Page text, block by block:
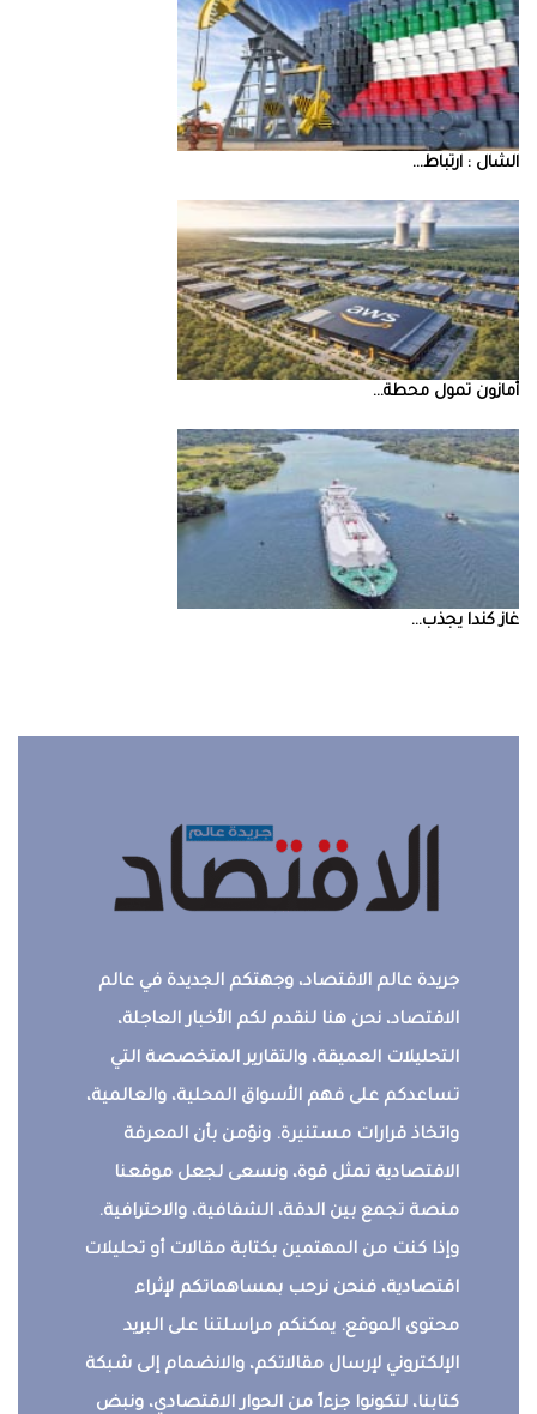
‮‬الشال‮ ‬‭: ‬ارتباط‭ ...
أمازون‭ ‬تمول‭ ‬محطة‭ ...
غاز‭ ‬كندا‭ ‬يجذب‭ ...
جريدة عالم الاقتصاد، وجهتكم الجديدة في عالم
الاقتصاد، نحن هنا لنقدم لكم الأخبار العاجلة،
التحليلات العميقة، والتقارير المتخصصة التي
تساعدكم على فهم الأسواق المحلية، والعالمية،
واتخاذ قرارات مستنيرة. ونؤمن بأن المعرفة
الاقتصادية تمثل قوة، ونسعى لجعل موقعنا
منصة تجمع بين الدقة، الشفافية، والاحترافية.
وإذا كنت من المهتمين بكتابة مقالات أو تحليلات
اقتصادية، فنحن نرحب بمساهماتكم لإثراء
محتوى الموقع. يمكنكم مراسلتنا على البريد
الإلكتروني لإرسال مقالاتكم، والانضمام إلى شبكة
كتابنا، لتكونوا جزءاً من الحوار الاقتصادي، ونبض